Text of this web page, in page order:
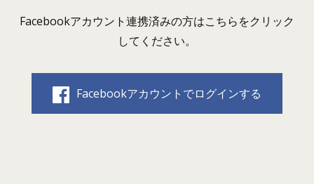
Facebookアカウント連携済みの方はこちらをクリック
してください。
Facebookアカウントでログインする